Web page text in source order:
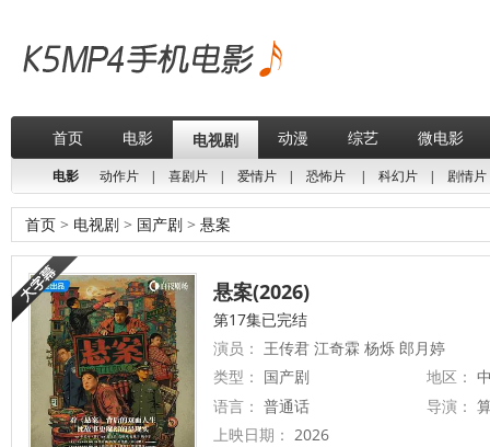
首页 电影 电视剧 动漫 综艺 微电影
电影 动作片 | 喜剧片 | 爱情片 | 恐怖片 | 科幻片 | 剧情片
首页 > 电视剧 > 国产剧 > 悬案
悬案(2026)
第17集已完结
演员： 王传君 江奇霖 杨烁 郎月婷
类型： 国产剧 地区：
语言： 普通话 导演：
上映日期： 2026